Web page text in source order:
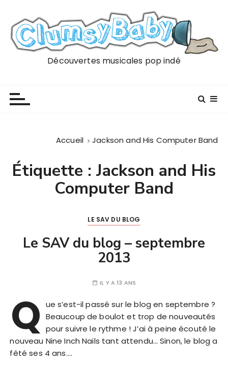
Découvertes musicales pop indé
Accueil Jackson and His Computer Band
Étiquette : Jackson and His
Computer Band
LE SAV DU BLOG
Le SAV du blog – septembre
2013
IL Y A 13 ANS
Q ue s’est-il passé sur le blog en septembre ?
Beaucoup de boulot et trop de nouveautés
pour suivre le rythme ! J’ai à peine écouté le
nouveau Nine Inch Nails tant attendu… Sinon, le blog a
fêté ses 4 ans….